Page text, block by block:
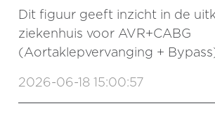
Dit figuur geeft inzicht in de
ziekenhuis voor AVR+CABG
(Aortaklepvervanging +
2026-06-18 15:00:57